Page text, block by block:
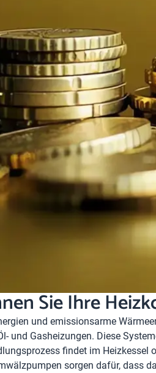
Sie Ihre
und emissionsarme
und Gasheizungen. Diese
findet im Heizkessel
sorgen dafür, dass